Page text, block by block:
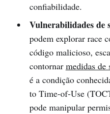
confiabilidade.
Vulnerabilidades de
podem explorar race
código malicioso,
contornar medidas de
é a condição
to Time-of-Use
pode manipular